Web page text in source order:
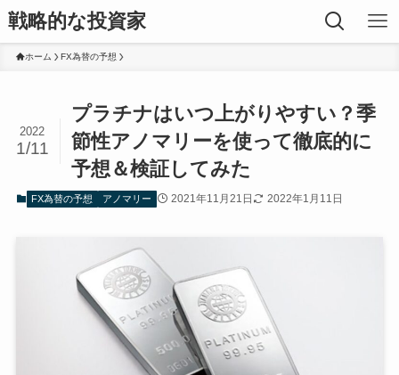
戦略的な投資家
ホーム FX為替の予想
プラチナはいつ上がりやすい？季
節性アノマリーを使って徹底的に
予想＆検証してみた
2022
1/11
FX為替の予想 アノマリー 2021年11月21日 2022年1月11日